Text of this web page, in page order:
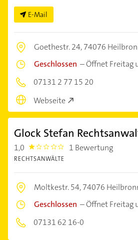
E-Mail
Goethestr. 24,74076
Geschlossen –Öffnet Freitag
07131 2 77 15 20
Webseite
Glock Stefan
1,0 1.0 1 Bewertung
RECHTSANWÄLTE
Moltkestr. 54,74076
Geschlossen –Öffnet Freitag
07131 62 16-0